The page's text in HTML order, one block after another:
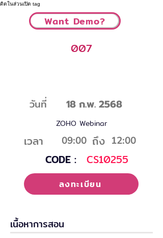
ติดในส่วนเปิด tag
Want Demo?
007
วันที่ 18 ก.พ. 2568
ZOHO Webinar
เวลา 09:00
CODE :
ถึง 12:00
CS10255
ลงทะเบียน
เนื้อหาการสอน